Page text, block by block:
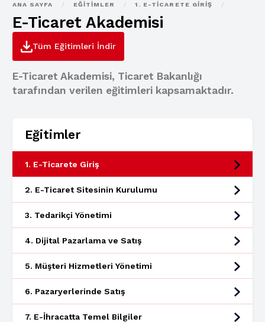
ANA SAYFA / EĞITIMLER / 1. E-TICARETE GIRIŞ /
E-Ticaret Akademisi
Tüm Eğitimleri İndir
E-Ticaret Akademisi, Ticaret Bakanlığı
tarafından verilen eğitimleri kapsamaktadır.
Eğitimler
1. E-Ticarete Giriş
2. E-Ticaret Sitesinin Kurulumu
3. Tedarikçi Yönetimi
4. Dijital Pazarlama ve Satış
5. Müşteri Hizmetleri Yönetimi
6. Pazaryerlerinde Satış
7. E-İhracatta Temel Bilgiler